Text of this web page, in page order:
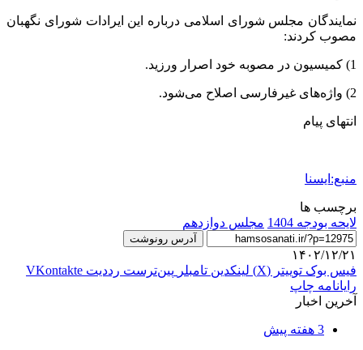
نمایندگان مجلس شورای اسلامی درباره این ایرادات شورای نگهبان
مصوب کردند:
1) کمیسیون در مصوبه خود اصرار ورزید.
2) واژه‌های غیرفارسی اصلاح می‌شود.
انتهای پیام
منبع:ایسنا
برچسب ها
لایحه بودجه 1404
مجلس دوازدهم
آدرس رونوشت
۱۴۰۲/۱۲/۲۱
فیس بوک توییتر (X) لینکدین ‫تامبلر ‫پین‌ترست ‫رددیت ‫VKontakte
رایانامه چاپ
آخرین اخبار
3 هفته پیش